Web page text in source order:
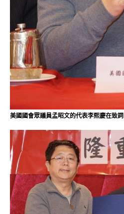
美國國會眾議員孟昭文的代表李熙慶在致詞